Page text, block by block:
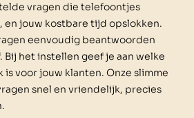
vragen die telefoontjes
en jouw kostbare tijd opslokken.
eenvoudig beantwoorden
Bij het instellen geef je aan welke
voor jouw klanten. Onze slimme
snel en vriendelijk, precies